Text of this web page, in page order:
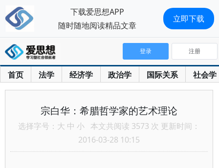
首页 法学 经济学 政治学 国际关系 社会学
登录 注册
宗白华：希腊哲学家的艺术理论
选择字号： 大 中 小 本文共阅读 3573 次 更新时间：
2016-03-28 10:15
下载爱思想APP
随时随地阅读精品文章
立即下载